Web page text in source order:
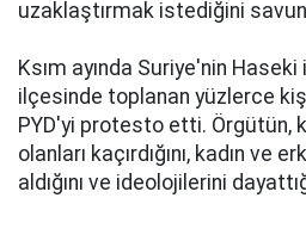
uzaklaştırmak istediğini
Ksım ayında Suriye'nin
ilçesinde toplanan yüzlerce
PYD'yi protesto etti. Örgütün,
olanları kaçırdığını, kadın ve
aldığını ve ideolojilerini